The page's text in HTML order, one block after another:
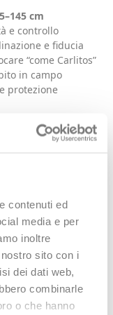
contenuti ed
media e per
inoltre
sito con i
dei dati web,
combinarle
o che hanno
cm
e controllo
e fiducia
“come Carlitos”
in campo
protezione
per
importante verso la
della Carlitos
e aiutano a
una
imparando.
fiducia in campo.
e